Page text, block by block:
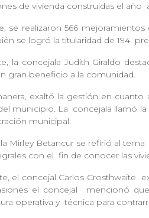
de vivienda construidas el año
se realizaron 566 mejoramientos
se logró la titularidad de 194
la concejala Judith Giraldo
gran beneficio a la comunidad.
exaltó la gestión en cuanto
municipio. La concejala llamó
municipal.
Mirley Betancur se refirió al tema
con el fin de conocer las
el concejal Carlos Crosthwaite
el concejal
mencionó
operativa y técnica para